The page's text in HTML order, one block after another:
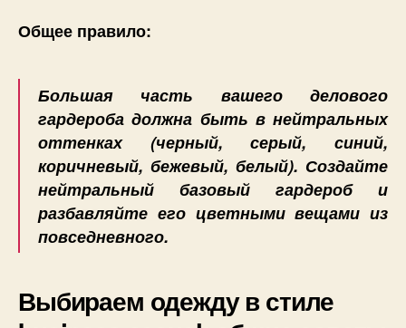
Общее правило:
Большая часть вашего делового
гардероба должна быть в нейтральных
оттенках (черный, серый, синий,
коричневый, бежевый, белый). Создайте
нейтральный базовый гардероб и
разбавляйте его цветными вещами из
повседневного.
Выбираем одежду в стиле